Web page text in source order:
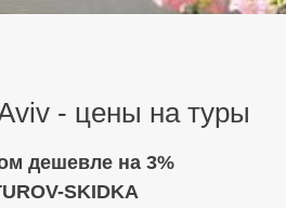
- цены на туры
дешевле на 3%
SKIDKA